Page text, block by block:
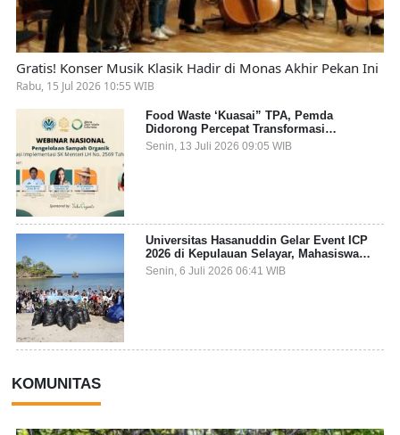
Gratis! Konser Musik Klasik Hadir di Monas Akhir Pekan Ini
Rabu, 15 Jul 2026 10:55 WIB
Food Waste ‘Kuasai” TPA, Pemda
Didorong Percepat Transformasi
Pengelolaan Sampah Organik dari Sumber
Senin, 13 Juli 2026 09:05 WIB
Universitas Hasanuddin Gelar Event ICP
2026 di Kepulauan Selayar, Mahasiswa
dari 27 Negara Jadi Partisipan
Senin, 6 Juli 2026 06:41 WIB
KOMUNITAS